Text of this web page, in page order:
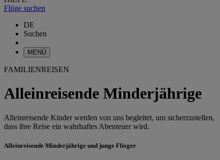
Flüge suchen
DE
Suchen
MENÜ
FAMILIENREISEN
Alleinreisende Minderjährige
Alleinreisende Kinder werden von uns begleitet, um sicherzustellen,
dass ihre Reise ein wahrhaftes Abenteuer wird.
Alleinreisende Minderjährige und junge Flieger